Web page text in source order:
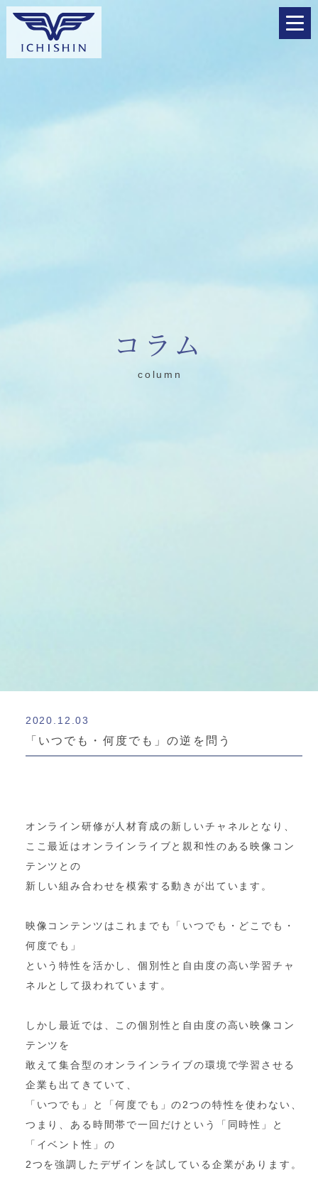
コラム
column
2020.12.03
「いつでも・何度でも」の逆を問う
オンライン研修が人材育成の新しいチャネルとなり、
ここ最近はオンラインライブと親和性のある映像コン
テンツとの
新しい組み合わせを模索する動きが出ています。
映像コンテンツはこれまでも「いつでも・どこでも・
何度でも」
という特性を活かし、個別性と自由度の高い学習チャ
ネルとして扱われています。
しかし最近では、この個別性と自由度の高い映像コン
テンツを
敢えて集合型のオンラインライブの環境で学習させる
企業も出てきていて、
「いつでも」と「何度でも」の2つの特性を使わない、
つまり、ある時間帯で一回だけという「同時性」と
「イベント性」の
2つを強調したデザインを試している企業があります。